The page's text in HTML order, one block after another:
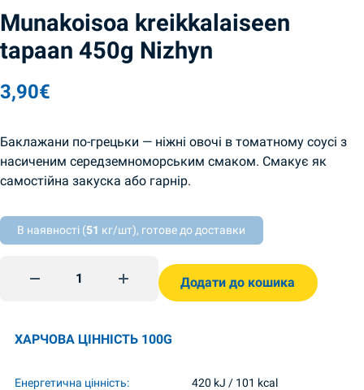
Munakoisoa kreikkalaiseen
tapaan 450g Nizhyn
3,90€
Баклажани по-грецьки — ніжні овочі в томатному соусі з
насиченим середземноморським смаком. Смакує як
самостійна закуска або гарнір.
В наявності (51 кг/шт), готове до доставки
Munakoisoa kreikkalaiseen tapaan 450g Nizhyn quantity
Додати до кошика
ХАРЧОВА ЦІННІСТЬ 100G
Енергетична цінність: 420 kJ / 101 kcal